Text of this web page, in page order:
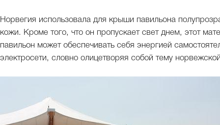
Норвегия использовала для крыши павильона
кожи. Кроме того, что он пропускает свет днем, этот
павильон может обеспечивать себя энергией
электросети, словно олицетворяя собой тему